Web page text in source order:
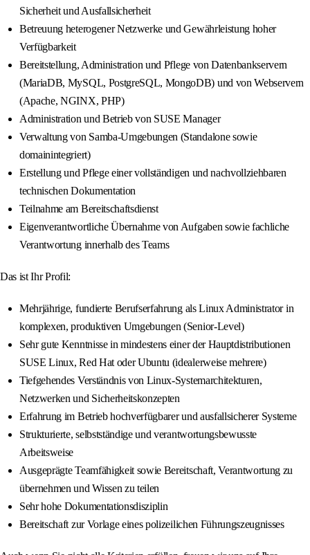
Sicherheit und Ausfallsicherheit
Betreuung heterogener Netzwerke und Gewährleistung hoher
Verfügbarkeit
Bereitstellung, Administration und Pflege von Datenbankservern
(MariaDB, MySQL, PostgreSQL, MongoDB) und von Webservern
(Apache, NGINX, PHP)
Administration und Betrieb von SUSE Manager
Verwaltung von Samba-Umgebungen (Standalone sowie
domainintegriert)
Erstellung und Pflege einer vollständigen und nachvollziehbaren
technischen Dokumentation
Teilnahme am Bereitschaftsdienst
Eigenverantwortliche Übernahme von Aufgaben sowie fachliche
Verantwortung innerhalb des Teams
Das ist Ihr Profil:
Mehrjährige, fundierte Berufserfahrung als Linux Administrator in
komplexen, produktiven Umgebungen (Senior-Level)
Sehr gute Kenntnisse in mindestens einer der Hauptdistributionen
SUSE Linux, Red Hat oder Ubuntu (idealerweise mehrere)
Tiefgehendes Verständnis von Linux-Systemarchitekturen,
Netzwerken und Sicherheitskonzepten
Erfahrung im Betrieb hochverfügbarer und ausfallsicherer Systeme
Strukturierte, selbstständige und verantwortungsbewusste
Arbeitsweise
Ausgeprägte Teamfähigkeit sowie Bereitschaft, Verantwortung zu
übernehmen und Wissen zu teilen
Sehr hohe Dokumentationsdisziplin
Bereitschaft zur Vorlage eines polizeilichen Führungszeugnisses